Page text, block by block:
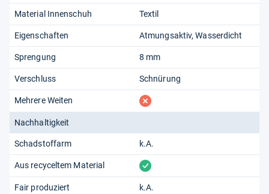
Material Innenschuh Textil
Eigenschaften Atmungsaktiv Wasserdicht
Sprengung 8 mm
Verschluss Schnürung
Mehrere Weiten fehlt
Nachhaltigkeit
Schadstoffarm k.A.
Aus recyceltem Material vorhanden
Fair produziert k.A.